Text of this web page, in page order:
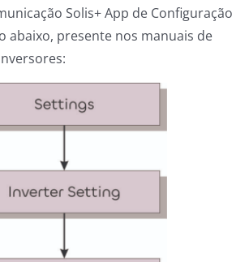
Solis+ App de Configuração
abaixo, presente nos manuais de